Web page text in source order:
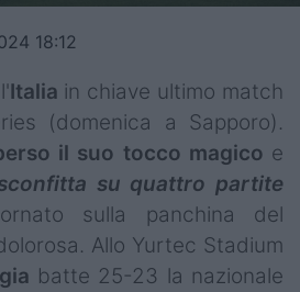
18:12
Italia in chiave ultimo match
(domenica a Sapporo).
il suo tocco magico e
su quattro partite
sulla panchina del
Allo Yurtec Stadium
batte 25-23 la nazionale